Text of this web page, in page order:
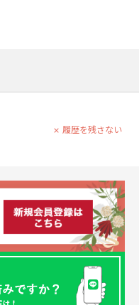
履歴を残さない